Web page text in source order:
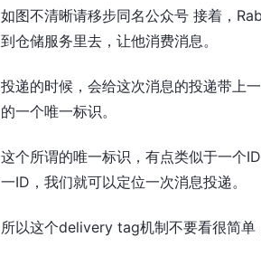
如图不清晰请移步同名公众号 接着，
到仓储服务里去，让他消费消息。
投递的时候，会给这次消息的投递带上
的一个唯一标识。
这个所谓的唯一标识，有点类似于一个
一ID，我们就可以定位一次消息投递。
所以这个delivery tag机制不要看很简单